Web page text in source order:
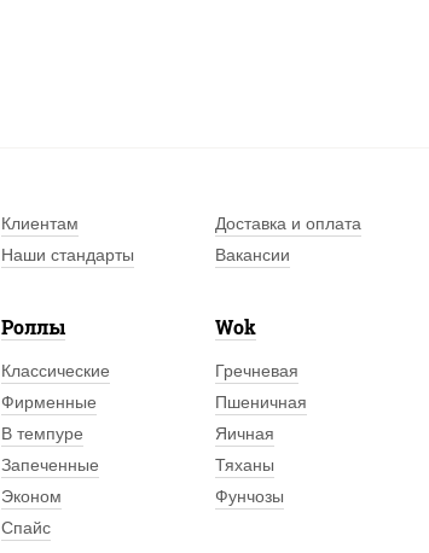
Клиентам Доставка и оплата
Наши стандарты Вакансии
Роллы
Классические
Фирменные
В темпуре
Запеченные
Эконом
Спайс
Wok
Гречневая
Пшеничная
Яичная
Тяханы
Фунчозы